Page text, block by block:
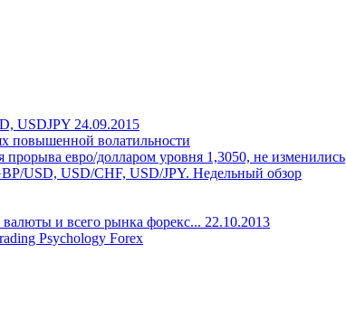
USDJPY 24.09.2015
повышенной волатильности
евро/долларом уровня 1,3050, не изменились
USD, USD/CHF, USD/JPY. Недельный обзор
и всего рынка форекс... 22.10.2013
Psychology Forex